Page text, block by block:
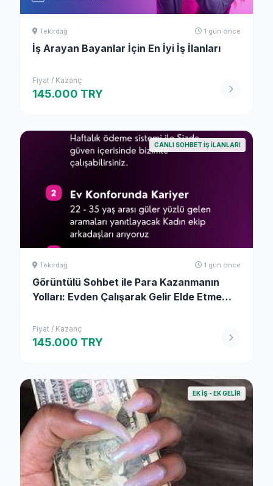
Tekirdağ 1 gün önce
İş Arayan Bayanlar İçin En İyi İş İlanları
Fiyat / Kazanç
145.000 TRY
CANLI SOHBET İŞ İLANLARI
Tekirdağ 1 gün önce
Görüntülü Sohbet ile Para Kazanmanın
Yolları: Evden Çalışarak Gelir Elde Etme
Fiyat / Kazanç
145.000 TRY
EK İŞ - EK GELIR